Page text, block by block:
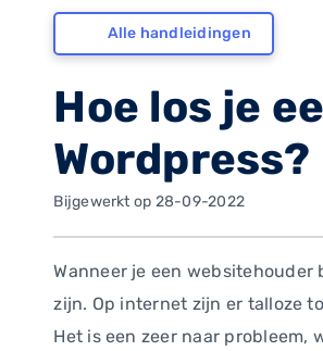
Alle handleidingen
Hoe los je
Wordpress?
Bijgewerkt op 28-09-2022
Wanneer je een
zijn. Op internet zijn er talloze
Het is een zeer naar